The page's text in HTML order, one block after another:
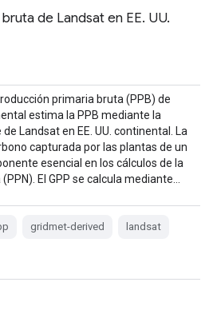
de Landsat en EE. UU.
primaria bruta (PPB) de
estima la PPB mediante la
Landsat en EE. UU. continental. La
capturada por las plantas de un
esencial en los cálculos de la
El GPP se calcula mediante…
gridmet-derived landsat